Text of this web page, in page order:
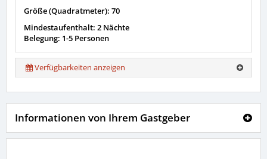
Größe (Quadratmeter): 70
Mindestaufenthalt: 2 Nächte
Belegung: 1-5 Personen
Verfügbarkeiten anzeigen
Informationen von Ihrem Gastgeber